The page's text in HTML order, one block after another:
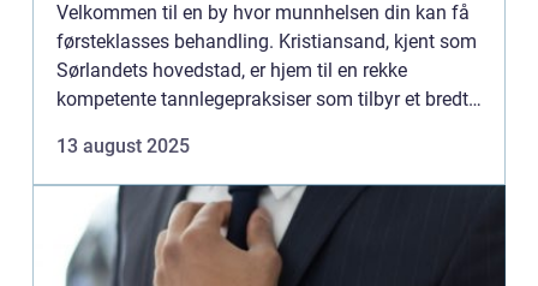
Velkommen til en by hvor munnhelsen din kan få
førsteklasses behandling. Kristiansand, kjent som
Sørlandets hovedstad, er hjem til en rekke
kompetente tannlegepraksiser som tilbyr et bredt
13 august 2025